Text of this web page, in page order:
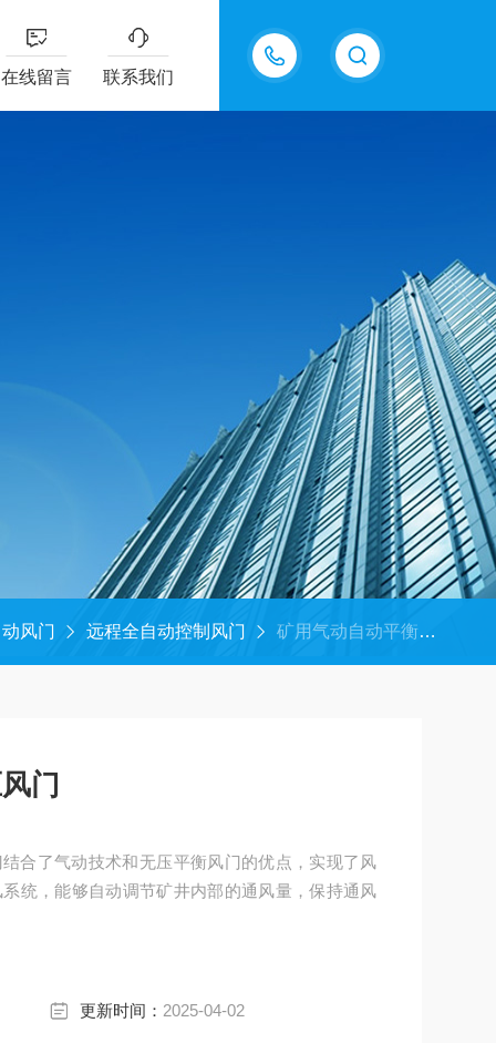
18605483306
在线留言 联系我们
风门 远程全自动控制风门 ‌矿用气动自动平衡无压风门
门
合了气动技术和无压平衡风门的优点，实现了风
统，能够自动调节矿井内部的通风量，保持通风
更新时间： 2025-04-02